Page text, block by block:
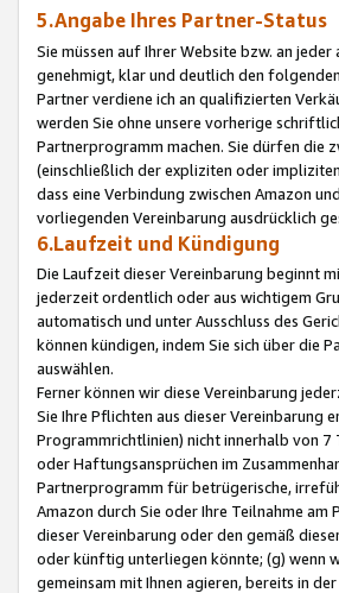
5.Angabe Ihres Partner-Status
Sie müssen auf Ihrer Website bzw. an
genehmigt, klar und deutlich den
Partner verdiene ich an qualifizierten
werden Sie ohne unsere vorherige
Partnerprogramm machen. Sie dürfen die
(einschließlich der expliziten oder
dass eine Verbindung zwischen Amazon
vorliegenden Vereinbarung ausdrücklich
6.Laufzeit und Kündigung
Die Laufzeit dieser Vereinbarung beginnt
jederzeit ordentlich oder aus wichtigem
automatisch und unter Ausschluss des
können kündigen, indem Sie sich über die
auswählen.
Ferner können wir diese Vereinbarung
Sie Ihre Pflichten aus dieser Vereinbarung
Programmrichtlinien) nicht innerhalb von 7
oder Haftungsansprüchen im
Partnerprogramm für betrügerische,
Amazon durch Sie oder Ihre Teilnahme
dieser Vereinbarung oder den gemäß
oder künftig unterliegen könnte; (g) wenn
gemeinsam mit Ihnen agieren, bereits in